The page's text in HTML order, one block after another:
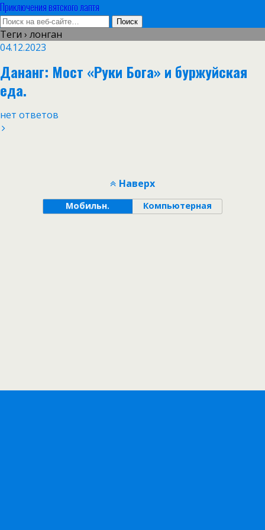
Приключения вятского лаптя
Теги › лонган
04.12.2023
Дананг: Мост «Руки Бога» и буржуйская
еда.
нет ответов
Наверх
Мобильн. Компьютерная